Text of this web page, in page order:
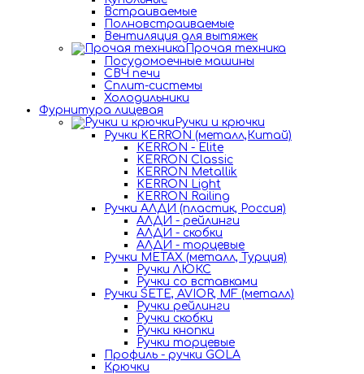
Встраиваемые
Полновстраиваемые
Вентиляция для вытяжек
Прочая техника
Посудомоечные машины
СВЧ печи
Сплит-системы
Холодильники
Фурнитура лицевая
Ручки и крючки
Ручки KERRON (металл,Китай)
KERRON - Elite
KERRON Classic
KERRON Metallik
KERRON Light
KERRON Railing
Ручки АЛДИ (пластик, Россия)
АЛДИ - рейлинги
АЛДИ - скобки
АЛДИ - торцевые
Ручки METAX (металл, Турция)
Ручки ЛЮКС
Ручки со вставками
Ручки SETE, AVIOR, MF (металл)
Ручки рейлинги
Ручки скобки
Ручки кнопки
Ручки торцевые
Профиль - ручки GOLA
Крючки